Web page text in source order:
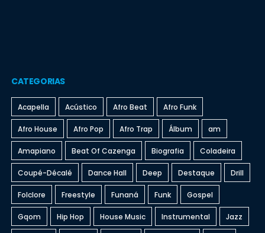
CATEGORIAS
Acapella Acústico Afro Beat Afro Funk
Afro House Afro Pop Afro Trap Álbum am
Amapiano Beat Of Cazenga Biografia Coladeira
Coupé-Décalé Dance Hall Deep Destaque Drill
Folclore Freestyle Funaná Funk Gospel
Gqom Hip Hop House Music Instrumental Jazz